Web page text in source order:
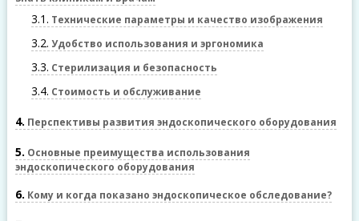
3.1 Технические параметры и качество изображения
3.2 Удобство использования и эргономика
3.3 Стерилизация и безопасность
3.4 Стоимость и обслуживание
4 Перспективы развития эндоскопического оборудования
5 Основные преимущества использования
эндоскопического оборудования
6 Кому и когда показано эндоскопическое обследование?